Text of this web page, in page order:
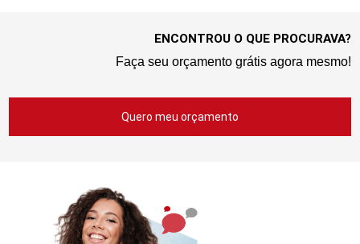
ENCONTROU O QUE PROCURAVA?
Faça seu orçamento grátis agora mesmo!
Quero meu orçamento